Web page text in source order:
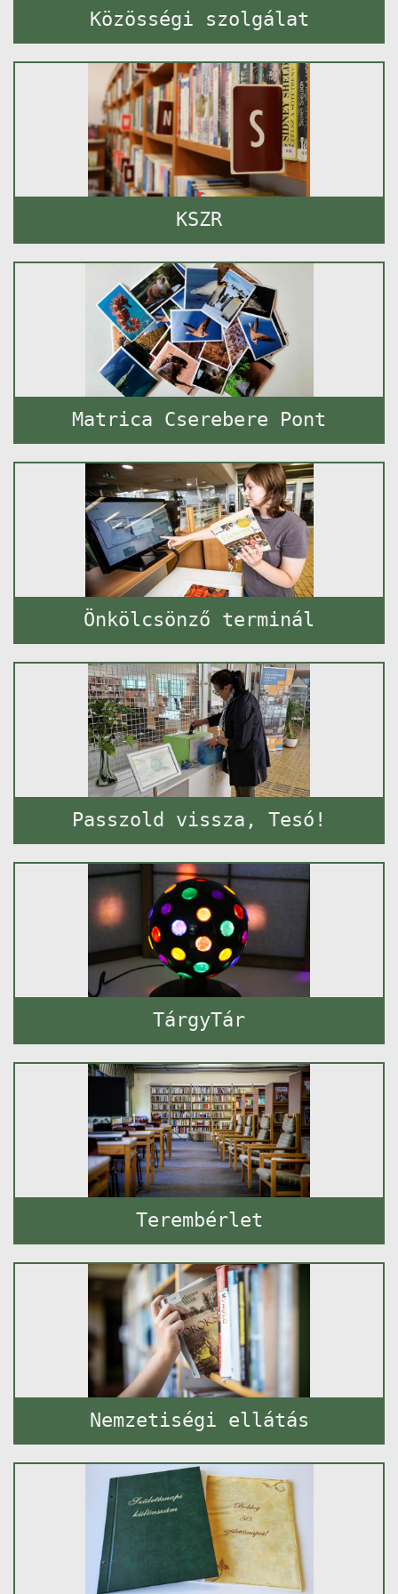
Közösségi szolgálat
KSZR
Matrica Cserebere Pont
Önkölcsönző terminál
Passzold vissza, Tesó!
TárgyTár
Terembérlet
Nemzetiségi ellátás